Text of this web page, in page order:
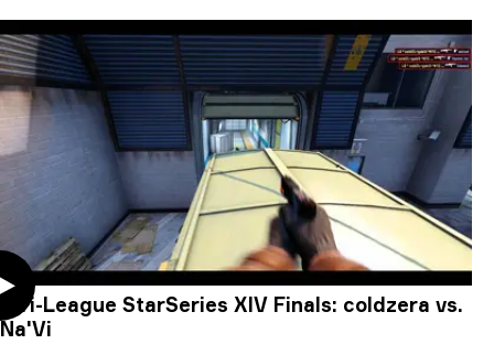
SL i-League StarSeries XIV Finals: coldzera vs.
Na'Vi